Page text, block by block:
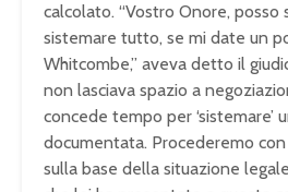
calcolato. “Vostro Onore, posso
sistemare tutto, se mi date un
Whitcombe,” aveva detto il
non lasciava spazio a
concede tempo per ‘sistemare’
documentata. Procederemo
sulla base della situazione